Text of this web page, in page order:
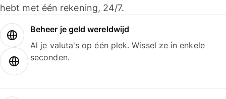
hebt met één rekening, 24/7.
Beheer je geld wereldwijd
Al je valuta's op één plek. Wissel ze in enkele
seconden.